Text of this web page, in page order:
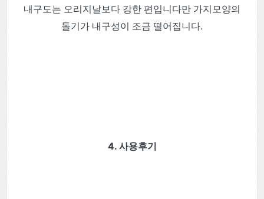
내구도는 오리지날보다 강한 편입니다만 가지모양의
돌기가 내구성이 조금 떨어집니다.
4. 사용후기